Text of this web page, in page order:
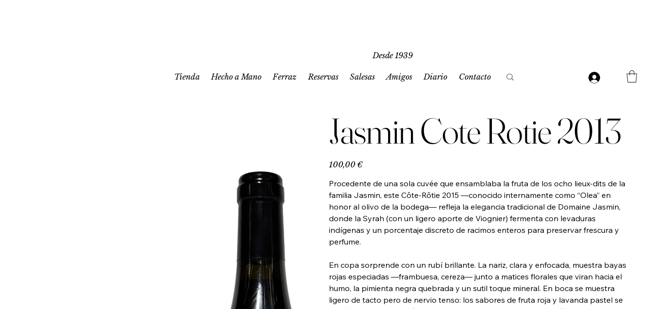
Tienda Hecho a Mano Ferraz Reservas Salesas Amigos Diario Contacto
Desde 1939
Jasmin Cote Rotie 2013
Precio
100,00 €
Procedente de una sola cuvée que ensamblaba la fruta de los ocho lieux-dits de la
familia Jasmin, este Côte-Rôtie 2015 —conocido internamente como “Olea” en
honor al olivo de la bodega— refleja la elegancia tradicional de Domaine Jasmin,
donde la Syrah (con un ligero aporte de Viognier) fermenta con levaduras
indígenas y un porcentaje discreto de racimos enteros para preservar frescura y
perfume.
En copa sorprende con un rubí brillante. La nariz, clara y enfocada, muestra bayas
rojas especiadas —frambuesa, cereza— junto a matices florales que viran hacia el
humo, la pimienta negra quebrada y un sutil toque mineral. En boca se muestra
ligero de tacto pero de nervio tenso: los sabores de fruta roja y lavanda pastel se